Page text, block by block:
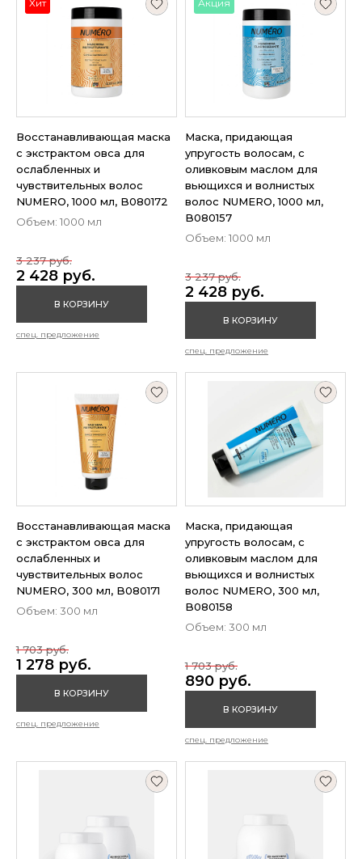
Хит
Восстанавливающая маска
с экстрактом овса для
ослабленных и
чувствительных волос
NUMERO, 1000 мл, B080172
Объем: 1000 мл
2 428 руб.
3 237 руб.
В КОРЗИНУ
спец. предложение
Акция
Маска, придающая
упругость волосам, с
оливковым маслом для
вьющихся и волнистых
волос NUMERO, 1000 мл,
B080157
Объем: 1000 мл
2 428 руб.
3 237 руб.
В КОРЗИНУ
спец. предложение
Восстанавливающая маска
с экстрактом овса для
ослабленных и
чувствительных волос
NUMERO, 300 мл, B080171
Объем: 300 мл
1 278 руб.
1 703 руб.
В КОРЗИНУ
спец. предложение
Маска, придающая
упругость волосам, с
оливковым маслом для
вьющихся и волнистых
волос NUMERO, 300 мл,
B080158
Объем: 300 мл
890 руб.
1 703 руб.
В КОРЗИНУ
спец. предложение